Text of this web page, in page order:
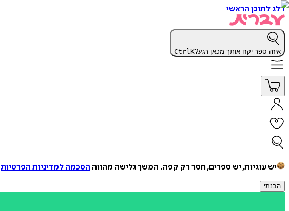
דלג לתוכן הראשי
איזה ספר יקח אותך מכאן רגע? CtrlK
יש עוגיות, יש ספרים, חסר רק קפה. המשך גלישה מהווה הסכמה למדיניות הפרטיות
הבנתי